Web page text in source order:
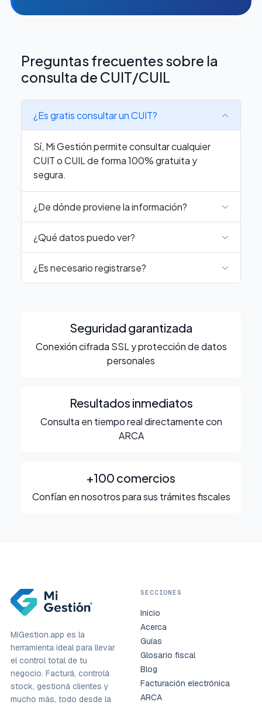
Preguntas frecuentes sobre la
consulta de CUIT/CUIL
¿Es gratis consultar un CUIT?
Sí, Mi Gestión permite consultar cualquier
CUIT o CUIL de forma 100% gratuita y
segura.
¿De dónde proviene la información?
¿Qué datos puedo ver?
¿Es necesario registrarse?
Seguridad garantizada
Conexión cifrada SSL y protección de datos
personales
Resultados inmediatos
Consulta en tiempo real directamente con
ARCA
+100 comercios
Confían en nosotros para sus trámites fiscales
MiGestion.app es la
herramienta ideal para llevar
el control total de tu
negocio. Facturá, controlá
stock, gestioná clientes y
mucho más, todo desde la
SECCIONES
Inicio
Acerca
Guías
Glosario fiscal
Blog
Facturación electrónica
ARCA